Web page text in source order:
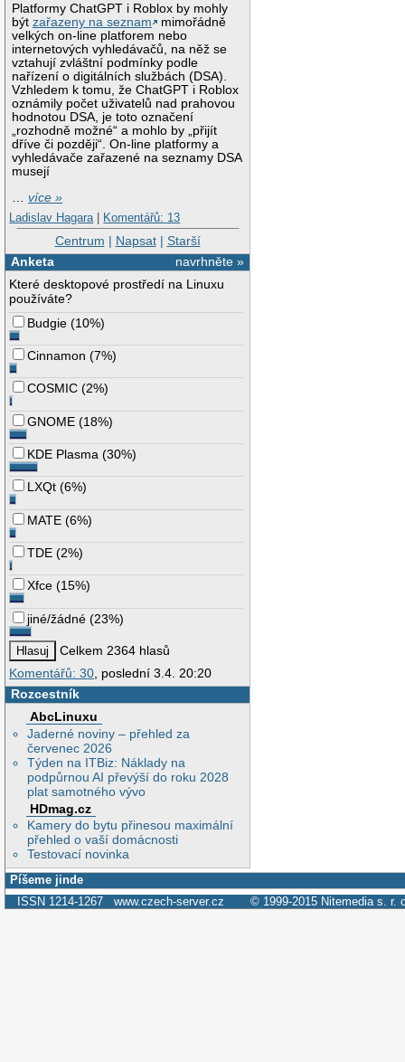
Platformy ChatGPT i Roblox by mohly
býtzařazeny na seznam
mimořádně
velkých on-line platforem nebo
internetových vyhledávačů, na něž se
vztahují zvláštní podmínky podle
nařízení o digitálních službách (DSA).
Vzhledem k tomu, že ChatGPT i Roblox
oznámily počet uživatelů nad prahovou
hodnotou DSA, je toto označení
„rozhodně možné“ a mohlo by „přijít
dříve či později“. On-line platformy a
vyhledávače zařazené na seznamy DSA
musejí
…více »
Ladislav Hagara | Komentářů: 13
Centrum | Napsat| Starší
navrhněte »
Anketa
Které desktopové prostředí na Linuxu
používáte?
Budgie (10%)
Cinnamon (7%)
COSMIC (2%)
GNOME (18%)
KDE Plasma (30%)
LXQt (6%)
MATE (6%)
TDE (2%)
Xfce (15%)
jiné/žádné (23%)
Celkem 2364 hlasů
Komentářů: 30, poslední 3.4. 20:20
Rozcestník
AbcLinuxu
Jaderné noviny – přehled za
červenec 2026
Týden na ITBiz: Náklady na
podpůrnou AI převýší do roku 2028
plat samotného vývo
HDmag.cz
Kamery do bytu přinesou maximální
přehled o vaší domácnosti
Testovací novinka
Píšeme jinde
ISSN 1214-1267 www.czech-server.cz © 1999-2015 Nitemedia s. r.